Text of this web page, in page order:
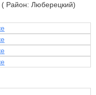
( Район: Люберецкий)